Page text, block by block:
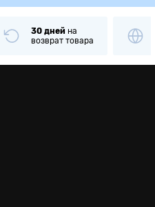
30 дней на
возврат товара